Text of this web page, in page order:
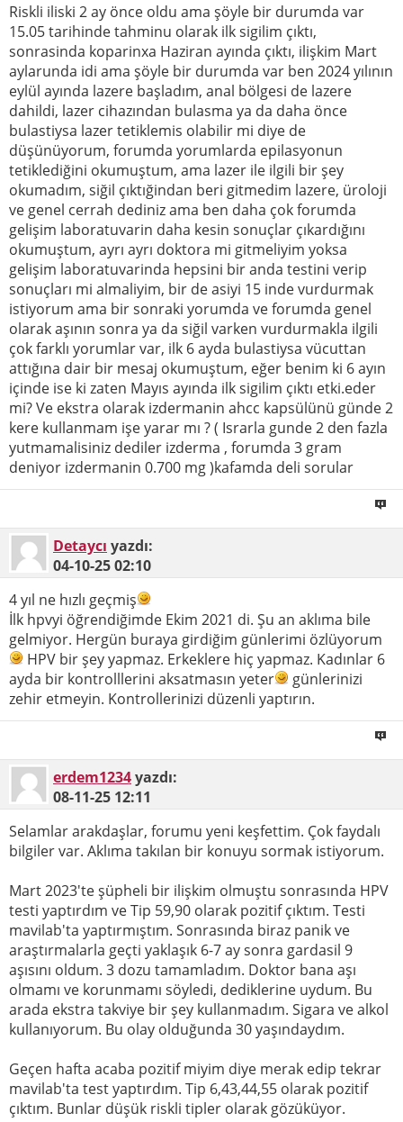
Riskli iliski 2 ay önce oldu ama şöyle bir durumda var
15.05 tarihinde tahminu olarak ilk sigilim çıktı,
sonrasinda koparinxa Haziran ayında çıktı, ilişkim Mart
aylarunda idi ama şöyle bir durumda var ben 2024 yılının
eylül ayında lazere başladım, anal bölgesi de lazere
dahildi, lazer cihazından bulasma ya da daha önce
bulastiysa lazer tetiklemis olabilir mi diye de
düşünüyorum, forumda yorumlarda epilasyonun
tetiklediğini okumuştum, ama lazer ile ilgili bir şey
okumadım, siğil çıktığindan beri gitmedim lazere, üroloji
ve genel cerrah dediniz ama ben daha çok forumda
gelişim laboratuvarin daha kesin sonuçlar çıkardığını
okumuştum, ayrı ayrı doktora mi gitmeliyim yoksa
gelişim laboratuvarinda hepsini bir anda testini verip
sonuçları mi almaliyim, bir de asiyi 15 inde vurdurmak
istiyorum ama bir sonraki yorumda ve forumda genel
olarak aşının sonra ya da siğil varken vurdurmakla ilgili
çok farklı yorumlar var, ilk 6 ayda bulastiysa vücuttan
attığına dair bir mesaj okumuştum, eğer benim ki 6 ayın
içinde ise ki zaten Mayıs ayında ilk sigilim çıktı etki.eder
mi? Ve ekstra olarak izdermanin ahcc kapsülünü günde 2
kere kullanmam işe yarar mı ? ( Israrla gunde 2 den fazla
yutmamalisiniz dediler izderma , forumda 3 gram
deniyor izdermanin 0.700 mg )kafamda deli sorular
Detaycı yazdı:
04-10-2502:10
4 yıl ne hızlı geçmiş
İlk hpvyi öğrendiğimde Ekim 2021 di. Şu an aklıma bile
gelmiyor. Hergün buraya girdiğim günlerimi özlüyorum
HPV bir şey yapmaz. Erkeklere hiç yapmaz. Kadınlar 6
ayda bir kontrolllerini aksatmasın yeter
günlerinizi
zehir etmeyin. Kontrollerinizi düzenli yaptırın.
erdem1234yazdı:
08-11-25 12:11
Selamlar arakdaşlar, forumu yeni keşfettim. Çok faydalı
bilgiler var. Aklıma takılan bir konuyu sormak istiyorum.
Mart 2023'te şüpheli bir ilişkim olmuştu sonrasında HPV
testi yaptırdım ve Tip 59,90 olarak pozitif çıktım. Testi
mavilab'ta yaptırmıştım. Sonrasında biraz panik ve
araştırmalarla geçti yaklaşık 6-7 ay sonra gardasil 9
aşısını oldum. 3 dozu tamamladım. Doktor bana aşı
olmamı ve korunmamı söyledi, dediklerine uydum. Bu
arada ekstra takviye bir şey kullanmadım. Sigara ve alkol
kullanıyorum. Bu olay olduğunda 30 yaşındaydım.
Geçen hafta acaba pozitif miyim diye merak edip tekrar
mavilab'ta test yaptırdım. Tip 6,43,44,55 olarak pozitif
çıktım. Bunlar düşük riskli tipler olarak gözüküyor.